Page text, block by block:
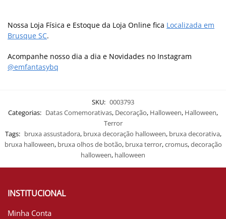
Nossa Loja Física e Estoque da Loja Online fica Localizada em
Brusque SC.
Acompanhe nosso dia a dia e Novidades no Instagram
@emfantasybq
SKU: 0003793
Categorias: Datas Comemorativas, Decoração, Halloween, Halloween,
Terror
Tags: bruxa assustadora, bruxa decoração halloween, bruxa decorativa,
bruxa halloween, bruxa olhos de botão, bruxa terror,cromus,decoração
halloween, halloween
INSTITUCIONAL
Minha Conta